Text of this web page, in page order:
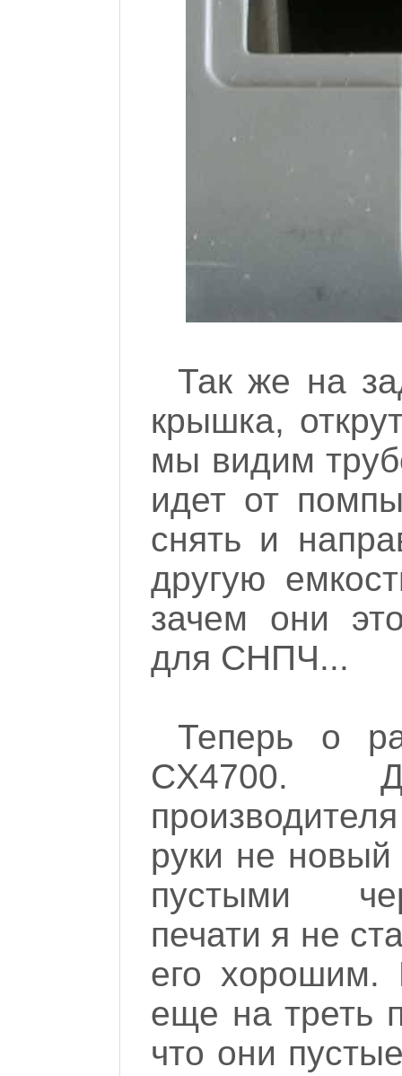
Так же на
крышка,
мы видим
идет от
снять и
другую
зачем они
для СНПЧ...
Теперь о
CX4700.
руки не
пустыми
печати я не
его хорошим.
еще на треть
что они